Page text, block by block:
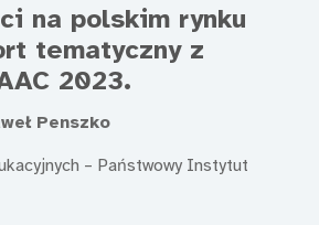
na polskim rynku
tematyczny z
2023.
Penszko
– Państwowy Instytut